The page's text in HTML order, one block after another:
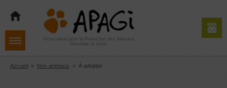
navigation
contenu
Aller
pied
de
Association pour la Protection des Animaux
Grenoble et Isère
Accueil » Nos animaux » À adopter